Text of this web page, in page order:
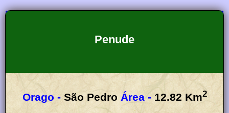
Penude
Orago - São Pedro Área - 12.82 Km2